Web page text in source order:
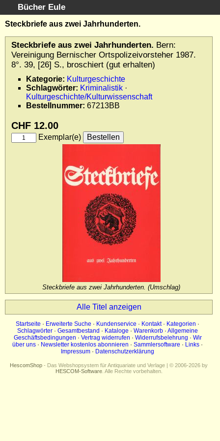
Bücher Eule
Schnellsuche:
Startseite
Erweiterte Suche
Kundenservice
Kontakt
Kategorien
Schlagwörter
Kataloge
Warenkorb
Newsletter kostenlos abonnieren
Steckbriefe aus zwei Jahrhunderten.
Steckbriefe aus zwei Jahrhunderten. Bern:
Vereinigung Bernischer Ortspolizeivorsteher 1987.
8°. 39, [26] S., broschiert (gut erhalten)
Kategorie: Kulturgeschichte
Schlagwörter: Kriminalistik ·
Kulturgeschichte/Kulturwissenschaft
Bestellnummer: 67213BB
CHF 12.00
Exemplar(e)
Steckbriefe aus zwei Jahrhunderten. (Umschlag)
Alle Titel anzeigen
Startseite · Erweiterte Suche · Kundenservice · Kontakt· Kategorien ·
Schlagwörter · Gesamtbestand · Kataloge · Warenkorb · Allgemeine
Geschäftsbedingungen · Vertrag widerrufen · Widerrufsbelehrung · Wir
über uns · Newsletter kostenlos abonnieren · Sammlersoftware · Links ·
Impressum · Datenschutzerklärung
HescomShop - Das Webshopsystem für Antiquariate und Verlage | © 2006-2026 by
HESCOM-Software. Alle Rechte vorbehalten.